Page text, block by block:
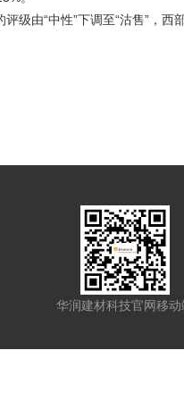
级由“中性”下调至“沽售”，西
华润建材科技官网移动